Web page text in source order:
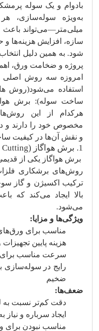
بادوام و یک سوله
میلی‌متر—می‌تواند
سازه، افزایش هزینه‌ها و
شود. به همین دلیل
پروژه و ضخامت ورق،
امروزه سه روش
استفاده می‌شود(روش
ساخت سوله): برش
هرکدام از این روش‌ها
مخصوص خود را دارند و
و نقش آن‌ها در کیفیت
1. برش هواگاز (Oxy-Fuel Cutting)
برش هواگاز یکی از
روش‌های برشکاری
ترکیب اکسیژن و گاز
بالا ایجاد می‌کند که
می‌شود.
ویژگی‌ها و مزایا:
مناسب برای
هزینه پایین
سرعت مناسب برای
رایج در سوله‌سازی
ضخیم
ضعف‌ها:
دقت کم‌تر نسبت به
ایجاد سرباره و نیاز
مناسب نبودن برای